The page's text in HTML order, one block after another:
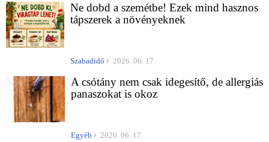
Ne dobd a szemétbe! Ezek mind hasznos
tápszerek a növényeknek
Szabadidő 2026. 06. 17.
A csótány nem csak idegesítő, de allergiás
panaszokat is okoz
Egyéb 2026. 06. 17.